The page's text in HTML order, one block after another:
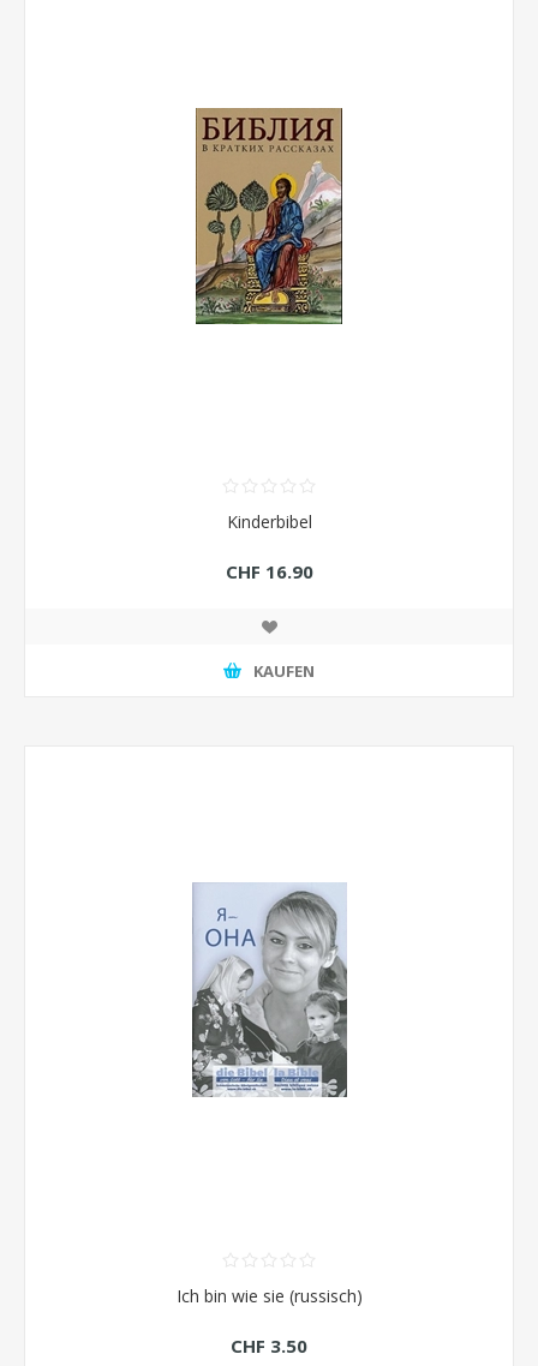
Kinderbibel
CHF 16.90
KAUFEN
Ich bin wie sie (russisch)
CHF 3.50